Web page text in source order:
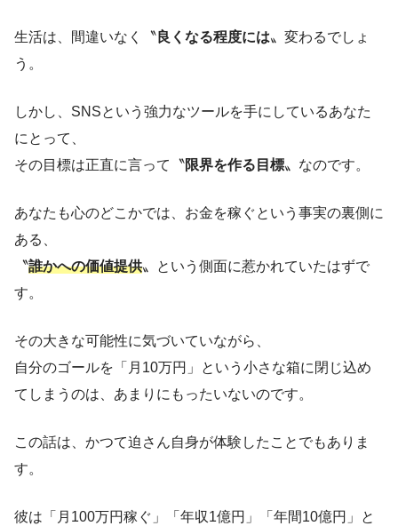
生活は、間違いなく〝 良くなる程度には〟変わるでしょ
う。
しかし、SNSという強力なツールを手にしているあなた
にとって、
その目標は正直に言って〝限界を作る目標〟なのです。
あなたも心のどこかでは、お金を稼ぐという事実の裏側に
ある、
〝誰かへの価値提供〟という側面に惹かれていたはずで
す。
その大きな可能性に気づいていながら、
自分のゴールを「月10万円」という小さな箱に閉じ込め
てしまうのは、あまりにもったいないのです。
この話は、かつて迫さん自身が体験したことでもありま
す。
彼は「月100万円稼ぐ」「年収1億円」「年間10億円」と